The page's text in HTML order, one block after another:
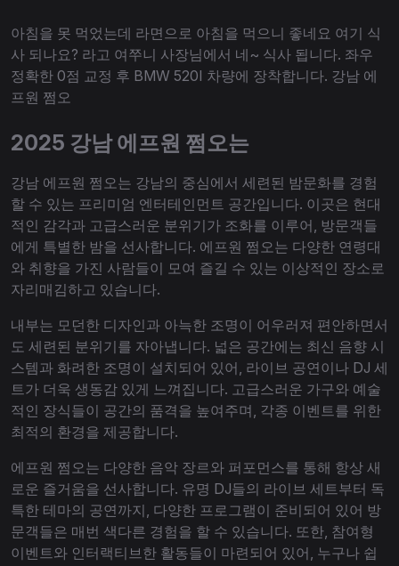
아침을 못 먹었는데 라면으로 아침을 먹으니 좋네요 여기 식
사 되나요? 라고 여쭈니 사장님에서 네~ 식사 됩니다. 좌우
정확한 0점 교정 후 BMW 520I 차량에 장착합니다. 강남 에
프원 쩜오
2025 강남 에프원 쩜오는
강남 에프원 쩜오는 강남의 중심에서 세련된 밤문화를 경험
할 수 있는 프리미엄 엔터테인먼트 공간입니다. 이곳은 현대
적인 감각과 고급스러운 분위기가 조화를 이루어, 방문객들
에게 특별한 밤을 선사합니다. 에프원 쩜오는 다양한 연령대
와 취향을 가진 사람들이 모여 즐길 수 있는 이상적인 장소로
자리매김하고 있습니다.
내부는 모던한 디자인과 아늑한 조명이 어우러져 편안하면서
도 세련된 분위기를 자아냅니다. 넓은 공간에는 최신 음향 시
스템과 화려한 조명이 설치되어 있어, 라이브 공연이나 DJ 세
트가 더욱 생동감 있게 느껴집니다. 고급스러운 가구와 예술
적인 장식들이 공간의 품격을 높여주며, 각종 이벤트를 위한
최적의 환경을 제공합니다.
에프원 쩜오는 다양한 음악 장르와 퍼포먼스를 통해 항상 새
로운 즐거움을 선사합니다. 유명 DJ들의 라이브 세트부터 독
특한 테마의 공연까지, 다양한 프로그램이 준비되어 있어 방
문객들은 매번 색다른 경험을 할 수 있습니다. 또한, 참여형
이벤트와 인터랙티브한 활동들이 마련되어 있어, 누구나 쉽